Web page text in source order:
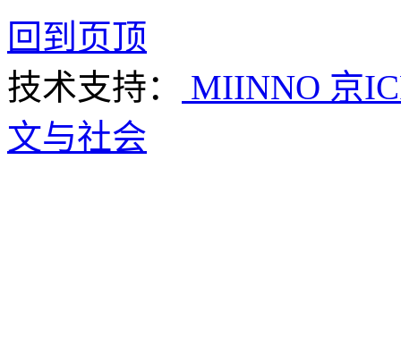
回到页顶
技术支持：
MIINNO 京
文与社会